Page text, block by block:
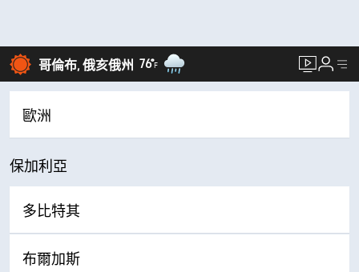
哥倫布, 俄亥俄州 76°F
歐洲
保加利亞
多比特其
布爾加斯